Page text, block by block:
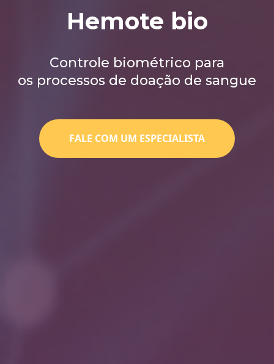
Hemote bio
Controle biométrico para
os processos de doação de sangue
FALE COM UM ESPECIALISTA